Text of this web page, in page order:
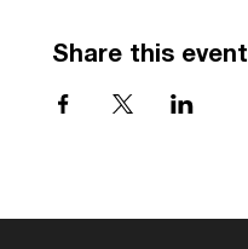
Share this event